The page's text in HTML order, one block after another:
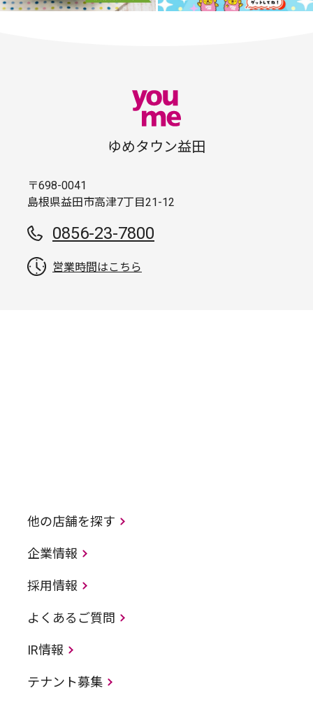
ゆめタウン益田
〒698-0041
島根県益田市高津7丁目21-12
0856-23-7800
営業時間はこちら
他の店舗を探す
企業情報
採用情報
よくあるご質問
IR情報
テナント募集